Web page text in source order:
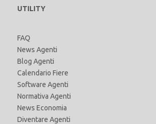
UTILITY
FAQ
News Agenti
Blog Agenti
Calendario Fiere
Software Agenti
Normativa Agenti
News Economia
Diventare Agenti